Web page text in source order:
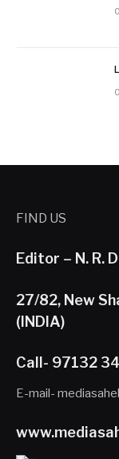
FIND US
Editor – N. R.
27/82, New
(INDIA)
Call- 97132
E-mail-